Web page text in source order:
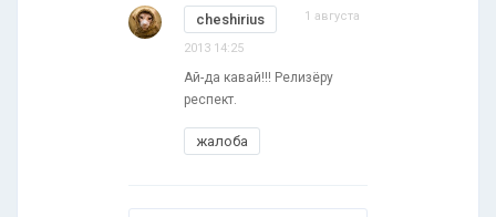
cheshirius 1 августа
2013 14:25
Ай-да кавай!!! Релизёру
респект.
жалоба